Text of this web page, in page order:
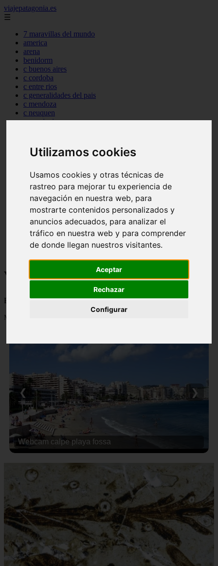
Utilizamos cookies
Usamos cookies y otras técnicas de
rastreo para mejorar tu experiencia de
navegación en nuestra web, para
mostrarte contenidos personalizados y
anuncios adecuados, para analizar el
tráfico en nuestra web y para comprender
de donde llegan nuestros visitantes.
Aceptar
Rechazar
Configurar
viajepatagonia.es
☰
7 maravillas del mundo
america
arena
benidorm
c buenos aires
c cordoba
c entre rios
c generalidades del pais
c mendoza
c neuquen
c provincias
c tierra de fuego
c tucuman
carmen
category
destinos
gijon
lanzarote
monumentos
naturaleza
san
Viajes a la Patagonia
Blog sobre la Patagonia en particular y sobre turismo en general
Mostrando 1 - 24 de 479 artículos
Webcam calpe playa fossa
❮ ❯